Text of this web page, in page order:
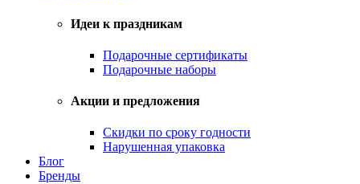
Идеи к праздникам
Подарочные сертификаты
Подарочные наборы
Акции и предложения
Скидки по сроку годности
Нарушенная упаковка
Блог
Бренды